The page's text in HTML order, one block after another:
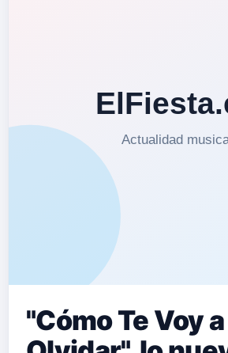
"Cómo Te Voy a